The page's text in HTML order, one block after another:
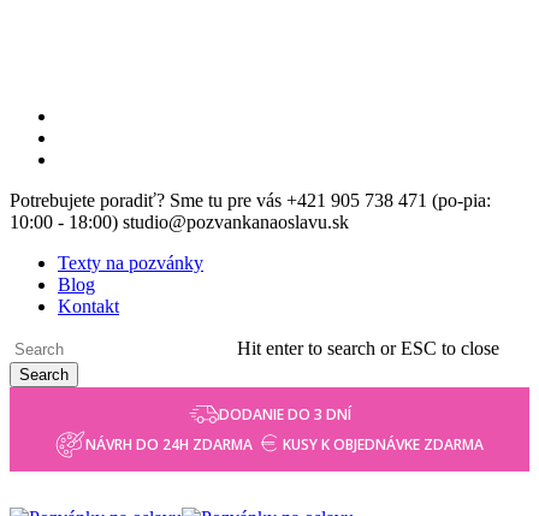
Potrebujete poradiť? Sme tu pre vás +421 905 738 471 (po-pia:
10:00 - 18:00) studio@pozvankanaoslavu.sk
Texty na pozvánky
Blog
Kontakt
Hit enter to search or ESC to close
Search
DODANIE DO 3 DNÍ
NÁVRH DO 24H ZDARMA
KUSY K OBJEDNÁVKE ZDARMA